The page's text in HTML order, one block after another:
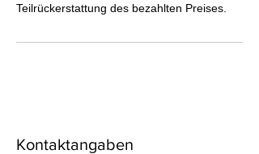
Teilrückerstattung des bezahlten Preises.
Kontaktangaben